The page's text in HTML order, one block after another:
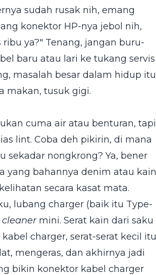
sudah rusak nih, emang
konektor HP-nya jebol nih,
ya?" Tenang, jangan buru-
baru atau lari ke tukang servis
masalah besar dalam hidup itu
makan, tusuk gigi.
cuma air atau benturan, tapi
lint. Coba deh pikirin, di mana
sekadar nongkrong? Ya, bener
yang bahannya denim atau kain
secara kasat mata.
lubang charger (baik itu Type-
mini. Serat kain dari saku
charger, serat-serat kecil itu
mengeras, dan akhirnya jadi
bikin konektor kabel charger